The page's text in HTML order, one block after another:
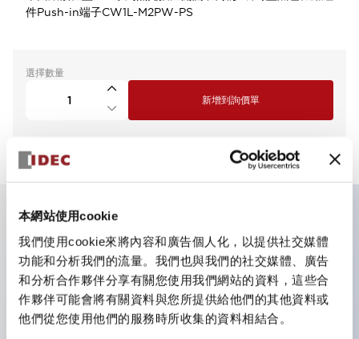
本網站使用cookie
我們使用cookie來將內容和廣告個人化，以提供社交媒體
功能和分析我們的流量。我們也與我們的社交媒體、廣告
和分析合作夥伴分享有關您使用我們網站的資料，這些合
作夥伴可能會將有關資料與您所提供給他們的其他資料或
他們從您使用他們的服務時所收集的資料相結合。
件Push-in端子CW1L-M2PW-PS
選擇數量
新增到詢價單
主要特點
業界首創！一個LED實現6種顏色功能
即使是突發的照明色彩變更，也只需購買鏡片即可更換顏
色。不僅減少了色彩更換與庫存管理的工時，還是一款環保